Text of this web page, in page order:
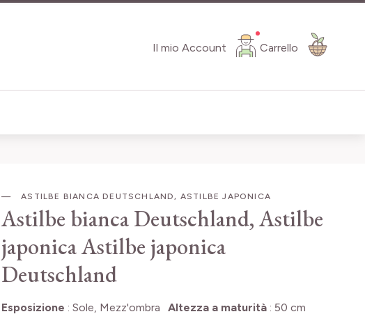
Il mio Account Carrello
ASTILBE BIANCA DEUTSCHLAND, ASTILBE JAPONICA
Astilbe bianca Deutschland, Astilbe
japonicaAstilbe japonica
Deutschland
Esposizione : Sole, Mezz'ombra Altezza a maturità: 50 cm